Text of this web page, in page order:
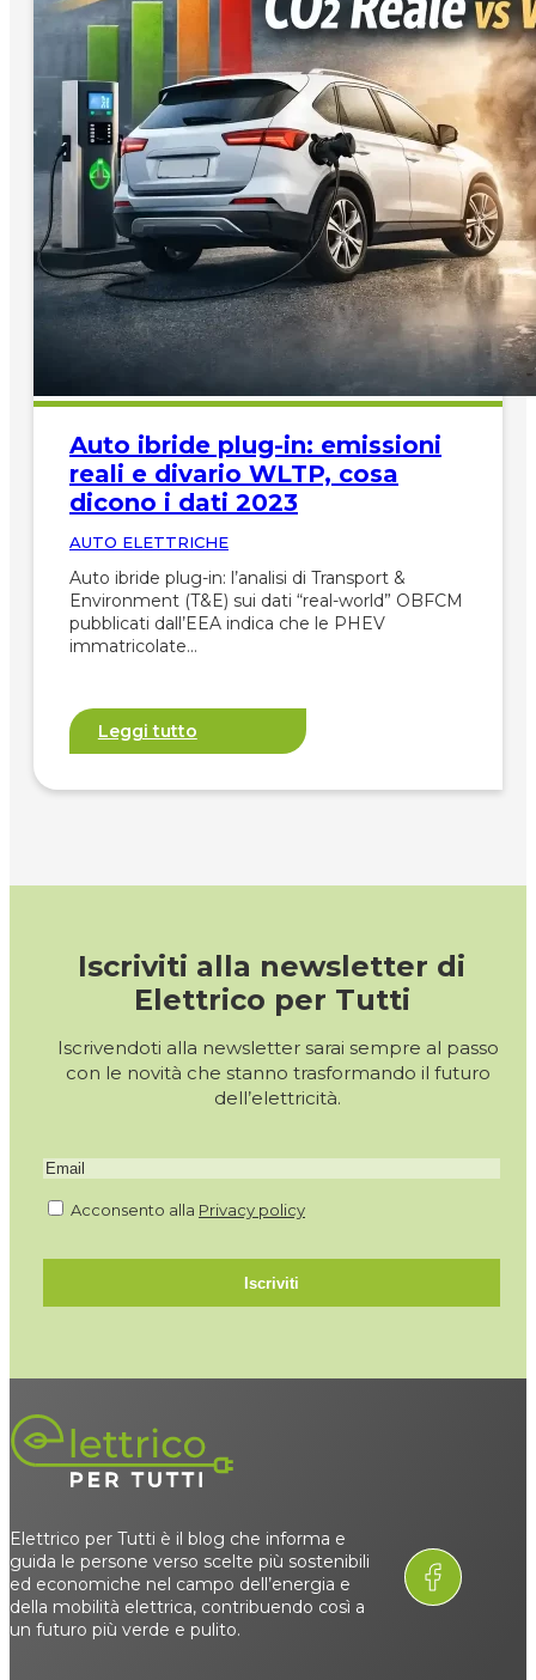
Auto ibride plug-in: emissioni
reali e divario WLTP, cosa
dicono i dati 2023
AUTO ELETTRICHE
Auto ibride plug-in: l’analisi di Transport &
Environment (T&E) sui dati “real-world” OBFCM
pubblicati dall’EEA indica che le PHEV
immatricolate…
Leggi tutto
Iscriviti alla newsletter di
Elettrico per Tutti
Iscrivendoti alla newsletter sarai sempre al passo
con le novità che stanno trasformando il futuro
dell’elettricità.
Acconsento alla Privacy policy
Iscriviti
Elettrico per Tutti è il blog che informa e
guida le persone verso scelte più sostenibili
ed economiche nel campo dell’energia e
della mobilità elettrica, contribuendo così a
un futuro più verde e pulito.